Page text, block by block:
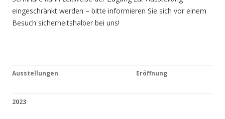
eingeschränkt werden – bitte informieren Sie sich vor einem
Besuch sicherheitshalber bei uns!
Ausstellungen Eröffnung
2023